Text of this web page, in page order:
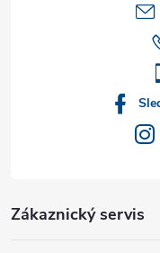
Zákaznický servis